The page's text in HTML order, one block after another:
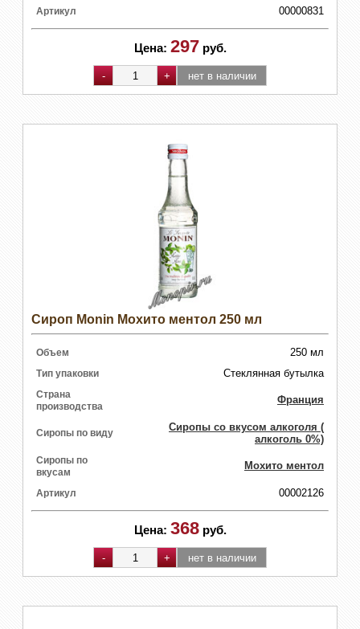
Артикул 00000831
Цена: 297 руб.
Сироп Monin Мохито ментол 250 мл
Объем 250 мл
Тип упаковки Стеклянная бутылка
Страна
производства
Франция
Сиропы по виду
Сиропы со вкусом алкоголя (
алкоголь 0%)
Сиропы по
вкусам
Мохито ментол
Артикул 00002126
Цена: 368 руб.